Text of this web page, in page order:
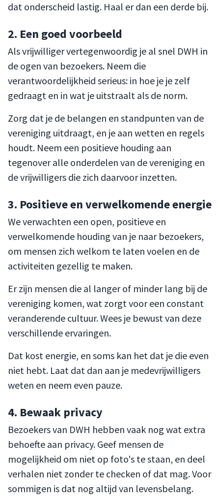
dat onderscheid lastig. Haal er dan een derde bij.
2. Een goed voorbeeld
Als vrijwilliger vertegenwoordig je al snel DWH in
de ogen van bezoekers. Neem die
verantwoordelijkheid serieus: in hoe je je zelf
gedraagt en in wat je uitstraalt als de norm.
Zorg dat je de belangen en standpunten van de
vereniging uitdraagt, en je aan wetten en regels
houdt. Neem een positieve houding aan
tegenover alle onderdelen van de vereniging en
de vrijwilligers die zich daarvoor inzetten.
3. Positieve en verwelkomende energie
We verwachten een open, positieve en
verwelkomende houding van je naar bezoekers,
om mensen zich welkom te laten voelen en de
activiteiten gezellig te maken.
Er zijn mensen die al langer of minder lang bij de
vereniging komen, wat zorgt voor een constant
veranderende cultuur. Wees je bewust van deze
verschillende ervaringen.
Dat kost energie, en soms kan het dat je die even
niet hebt. Laat dat dan aan je medevrijwilligers
weten en neem even pauze.
4. Bewaak privacy
Bezoekers van DWH hebben vaak nog wat extra
behoefte aan privacy. Geef mensen de
mogelijkheid om niet op foto's te staan, en deel
verhalen niet zonder te checken of dat mag. Voor
sommigen is dat nog altijd van levensbelang.